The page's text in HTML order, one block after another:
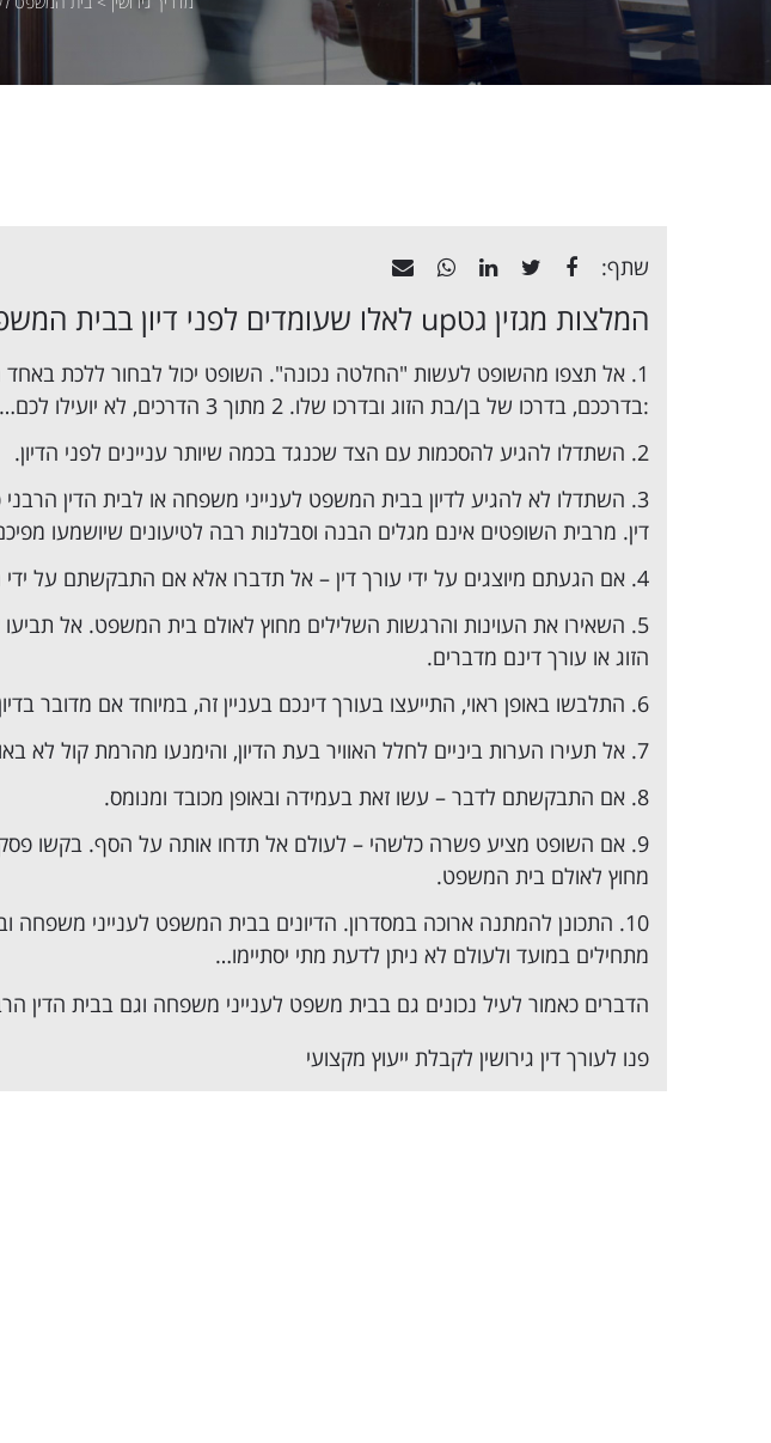
שתף:
המלצות מגזין גטup לאלו שעומדים לפני דיון בבית המשפט:
אל תצפו מהשופט לעשות "החלטה נכונה". השופט יכול לבחור ללכת
:בדרככם, בדרכו של בן/בת הזוג ובדרכו שלו. 2 מתוך 3 הדרכים, לא יועילו לכם…
השתדלו להגיע להסכמות עם הצד שכנגד בכמה שיותר עניינים לפני הדיון.
השתדלו לא להגיע לדיון בבית המשפט לענייני משפחה או לבית הדין הרבני
דין. מרבית השופטים אינם מגלים הבנה וסבלנות רבה לטיעונים שיושמעו
אם הגעתם מיוצגים על ידי עורך דין – אל תדברו אלא אם התבקשתם על
השאירו את העוינות והרגשות השלילים מחוץ לאולם בית המשפט. אל תביעו
הזוג או עורך דינם מדברים.
התלבשו באופן ראוי, התייעצו בעורך דינכם בעניין זה, במיוחד אם מדובר
אל תעירו הערות ביניים לחלל האוויר בעת הדיון, והימנעו מהרמת קול לא
אם התבקשתם לדבר – עשו זאת בעמידה ובאופן מכובד ומנומס.
אם השופט מציע פשרה כלשהי – לעולם אל תדחו אותה על הסף. בקשו פסק
מחוץ לאולם בית המשפט.
התכונן להמתנה ארוכה במסדרון. הדיונים בבית המשפט לענייני משפחה
מתחילים במועד ולעולם לא ניתן לדעת מתי יסתיימו…
הדברים כאמור לעיל נכונים גם בבית משפט לענייני משפחה וגם בבית הדין
פנו לעורך דין גירושין לקבלת ייעוץ מקצועי